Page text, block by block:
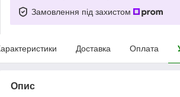
Замовлення під захистом
Доставка Оплата
Опис